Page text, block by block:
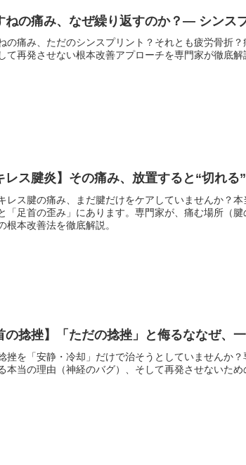
ねの痛み、なぜ繰り返すのか？― シンス
の痛み、ただのシンスプリント？それとも疲労骨折
て再発させない根本改善アプローチを専門家が徹底解
レス腱炎】その痛み、放置すると“切れる
レス腱の痛み、まだ腱だけをケアしていませんか？
「足首の歪み」にあります。専門家が、痛む場所（
根本改善法を徹底解説。
の捻挫】「ただの捻挫」と侮るななぜ、
挫を「安静・冷却」だけで治そうとしていませんか
本当の理由（神経のバグ）、そして再発させないため